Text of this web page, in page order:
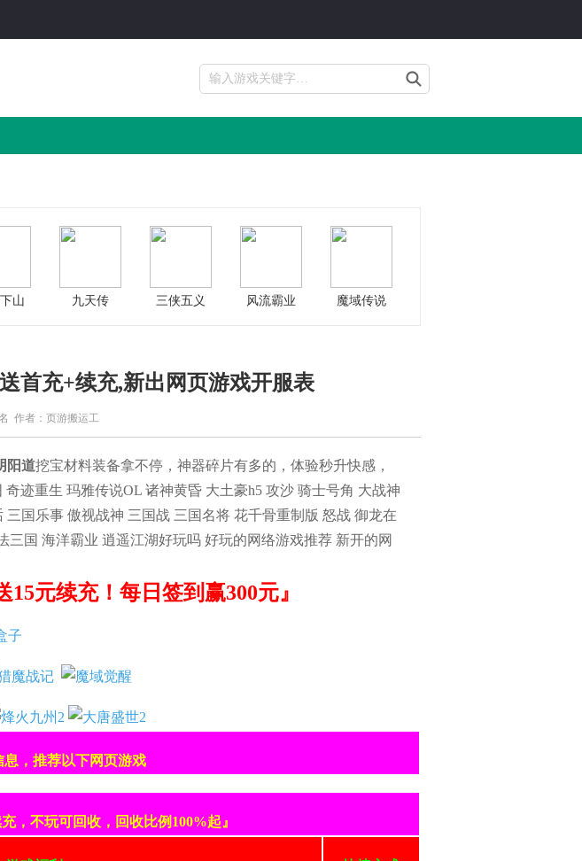
山 九天传 三侠五义 风流霸业 魔域传说
首充+续充,新出网页游戏开服表
作者： 页游搬运工
阳道挖宝材料装备拿不停，神器碎片有多的，体验秒升快感，
迹重生 玛雅传说OL 诸神黄昏 大土豪h5 攻沙 骑士号角 大战神
国乐事 傲视战神 三国战 三国名将 花千骨重制版 怒战 御龙在
三国 海洋霸业 逍遥江湖好玩吗 好玩的网络游戏推荐 新开的网
元续充！每日签到赢300元』
，推荐以下网页游戏
，不玩可回收，回收比例100%起』